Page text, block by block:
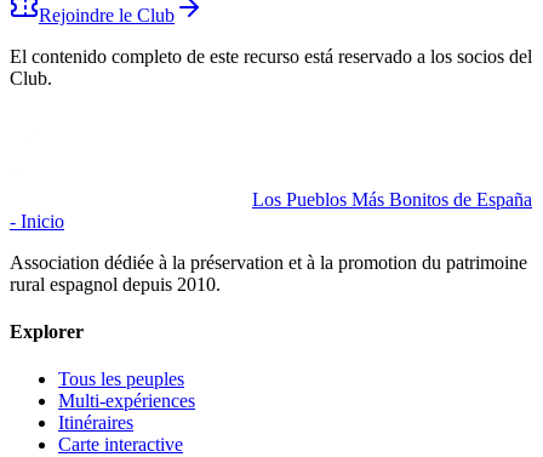
Rejoindre le Club
El contenido completo de este recurso está reservado a los socios del
Club.
Los Pueblos Más Bonitos de España
- Inicio
Association dédiée à la préservation et à la promotion du patrimoine
rural espagnol depuis 2010.
Explorer
Tous les peuples
Multi-expériences
Itinéraires
Carte interactive